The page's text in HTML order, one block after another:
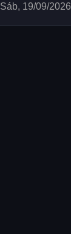
Sáb, 19/09/2026